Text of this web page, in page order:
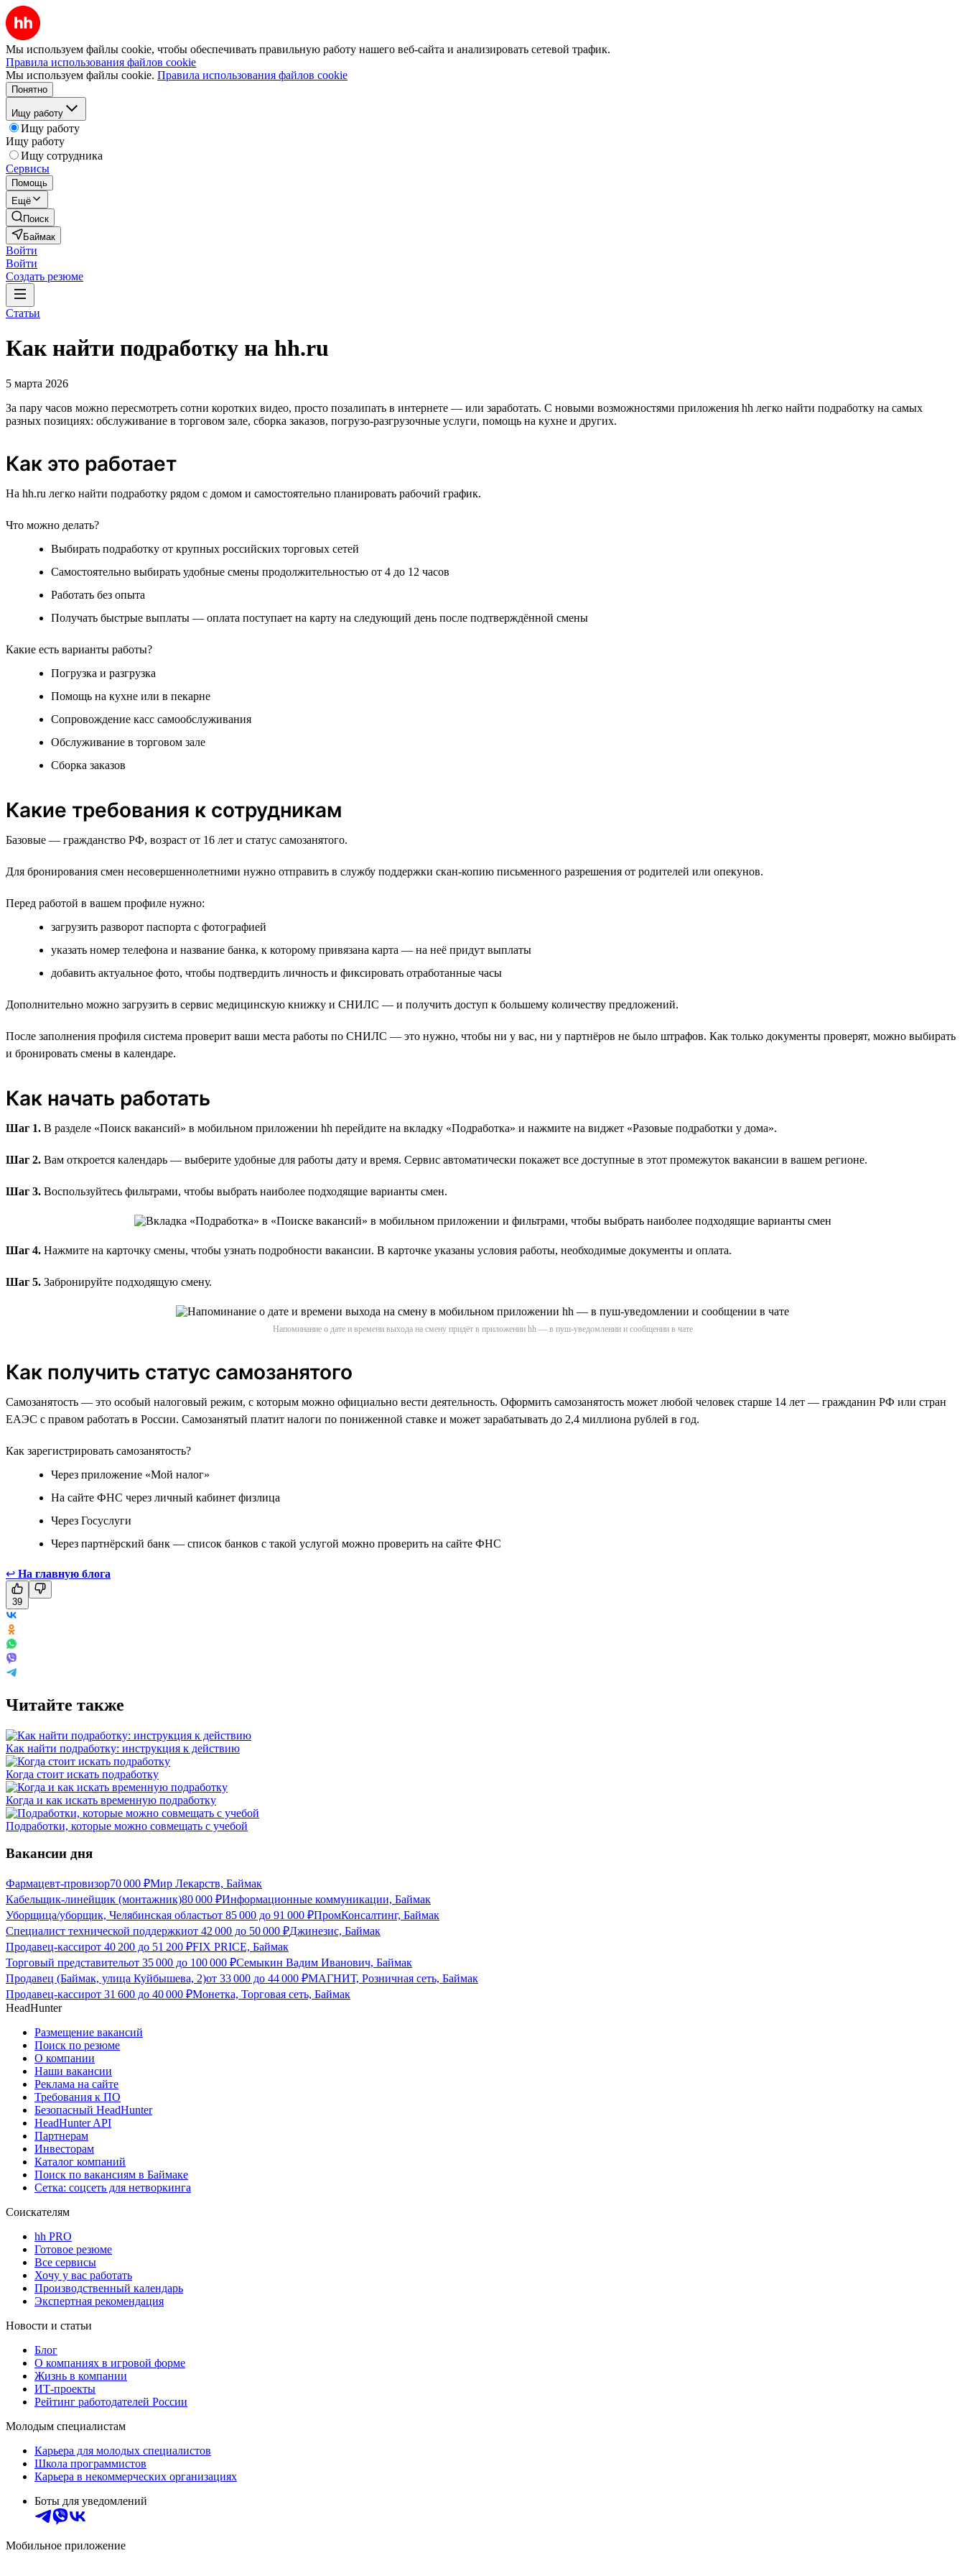
Мы используем файлы cookie, чтобы обеспечивать правильную работу нашего веб-сайта и анализировать сетевой трафик.
Правила использования файлов cookie
Мы используем файлы cookie. Правила использования файлов cookie
Понятно
Ищу работу
Ищу работу
Ищу работу
Ищу сотрудника
Сервисы
Помощь
Ещё
Поиск
Баймак
Войти
Войти
Создать резюме
Статьи
Как найти подработку на hh.ru
5 марта 2026
За пару часов можно пересмотреть сотни коротких видео, просто позалипать в интернете — или заработать. С новыми возможностями приложения hh легко найти подработку на самых
разных позициях: обслуживание в торговом зале, сборка заказов, погрузо-разгрузочные услуги, помощь на кухне и других.
Как это работает
На hh.ru легко найти подработку рядом с домом и самостоятельно планировать рабочий график.
Что можно делать?
Выбирать подработку от крупных российских торговых сетей
Самостоятельно выбирать удобные смены продолжительностью от 4 до 12 часов
Работать без опыта
Получать быстрые выплаты — оплата поступает на карту на следующий день после подтверждённой смены
Какие есть варианты работы?
Погрузка и разгрузка
Помощь на кухне или в пекарне
Сопровождение касс самообслуживания
Обслуживание в торговом зале
Сборка заказов
Какие требования к сотрудникам
Базовые — гражданство РФ, возраст от 16 лет и статус самозанятого.
Для бронирования смен несовершеннолетними нужно отправить в службу поддержки скан-копию письменного разрешения от родителей или опекунов.
Перед работой в вашем профиле нужно:
загрузить разворот паспорта с фотографией
указать номер телефона и название банка, к которому привязана карта — на неё придут выплаты
добавить актуальное фото, чтобы подтвердить личность и фиксировать отработанные часы
Дополнительно можно загрузить в сервис медицинскую книжку и СНИЛС — и получить доступ к большему количеству предложений.
После заполнения профиля система проверит ваши места работы по СНИЛС — это нужно, чтобы ни у вас, ни у партнёров не было штрафов. Как только документы проверят, можно выбирать
и бронировать смены в календаре.
Как начать работать
Шаг 1. В разделе «Поиск вакансий» в мобильном приложении hh перейдите на вкладку «Подработка» и нажмите на виджет «Разовые подработки у дома».
Шаг 2. Вам откроется календарь — выберите удобные для работы дату и время. Сервис автоматически покажет все доступные в этот промежуток вакансии в вашем регионе.
Шаг 3. Воспользуйтесь фильтрами, чтобы выбрать наиболее подходящие варианты смен.
Шаг 4. Нажмите на карточку смены, чтобы узнать подробности вакансии. В карточке указаны условия работы, необходимые документы и оплата.
Шаг 5. Забронируйте подходящую смену.
Напоминание о дате и времени выхода на смену придёт в приложении hh — в пуш-уведомлении и сообщении в чате
Как получить статус самозанятого
Самозанятость — это особый налоговый режим, с которым можно официально вести деятельность. Оформить самозанятость может любой человек старше 14 лет — гражданин РФ или стран
ЕАЭС с правом работать в России. Самозанятый платит налоги по пониженной ставке и может зарабатывать до 2,4 миллиона рублей в год.
Как зарегистрировать самозанятость?
Через приложение «Мой налог»
На сайте ФНС через личный кабинет физлица
Через Госуслуги
Через партнёрский банк — список банков с такой услугой можно проверить на сайте ФНС
↩ На главную блога
39
Читайте также
Как найти подработку: инструкция к действию
Когда стоит искать подработку
Когда и как искать временную подработку
Подработки, которые можно совмещать с учебой
Вакансии дня
Фармацевт-провизор70 000 ₽Мир Лекарств, Баймак
Кабельщик-линейщик (монтажник)80 000 ₽Информационные коммуникации, Баймак
Уборщица/уборщик, Челябинская областьот 85 000 до 91 000 ₽ПромКонсалтинг, Баймак
Специалист технической поддержкиот 42 000 до 50 000 ₽Джинезис, Баймак
Продавец-кассирот 40 200 до 51 200 ₽FIX PRICE, Баймак
Торговый представительот 35 000 до 100 000 ₽Семыкин Вадим Иванович, Баймак
Продавец (Баймак, улица Куйбышева, 2)от 33 000 до 44 000 ₽МАГНИТ, Розничная сеть, Баймак
Продавец-кассирот 31 600 до 40 000 ₽Монетка, Торговая сеть, Баймак
HeadHunter
Размещение вакансий
Поиск по резюме
О компании
Наши вакансии
Реклама на сайте
Требования к ПО
Безопасный HeadHunter
HeadHunter API
Партнерам
Инвесторам
Каталог компаний
Поиск по вакансиям в Баймаке
Сетка: соцсеть для нетворкинга
Соискателям
hh PRO
Готовое резюме
Все сервисы
Хочу у вас работать
Производственный календарь
Экспертная рекомендация
Новости и статьи
Блог
О компаниях в игровой форме
Жизнь в компании
ИТ-проекты
Рейтинг работодателей России
Молодым специалистам
Карьера для молодых специалистов
Школа программистов
Карьера в некоммерческих организациях
Боты для уведомлений
Мобильное приложение